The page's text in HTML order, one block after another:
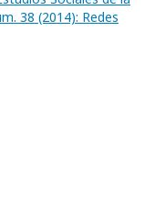
38 (2014): Redes